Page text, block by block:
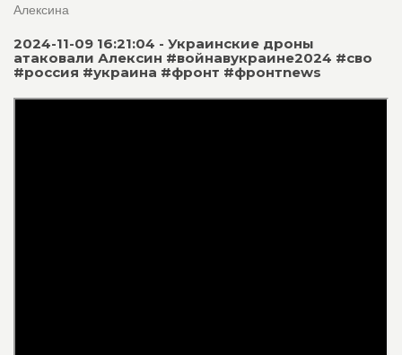
Алексина
2024-11-09 16:21:04 - Украинские дроны
атаковали Алексин #войнавукраине2024 #сво
#россия #украина #фронт #фронтnews